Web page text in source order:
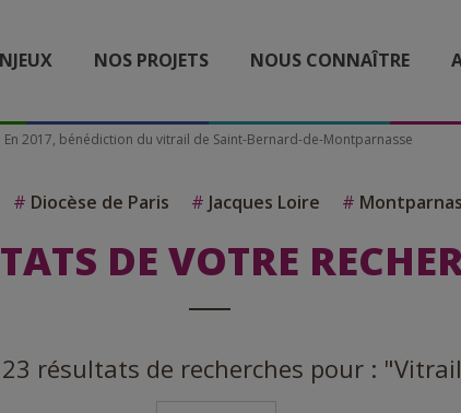
NOS PROJETS NOUS CONNAÎTRE
En 2017, bénédiction du vitrail de Saint-Bernard-de-Montparnasse
# Diocèse de Paris # Jacques Loire #
DE VOTRE
résultats de recherches pour :